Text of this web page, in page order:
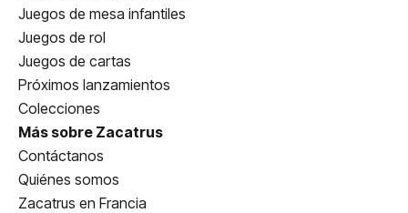
Juegos de mesa infantiles
Juegos de rol
Juegos de cartas
Próximos lanzamientos
Colecciones
Más sobre Zacatrus
Contáctanos
Quiénes somos
Zacatrus en Francia